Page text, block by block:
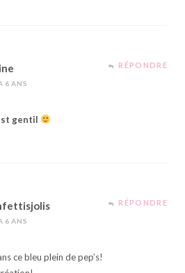
6 ANS
RÉPONDRE
gentil
6 ANS
RÉPONDRE
ce bleu plein de pep’s!